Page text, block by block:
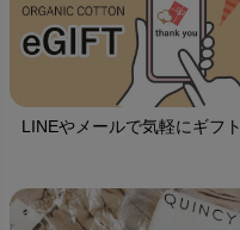
LINEやメールで気軽にギフト